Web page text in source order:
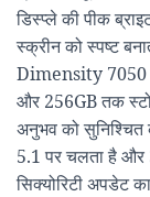
डिस्प्ले की पीक
स्क्रीन को स्पष्ट
Dimensity 7050
और 256GB तक
अनुभव को
5.1 पर चलता है
सिक्योरिटी अपडेट